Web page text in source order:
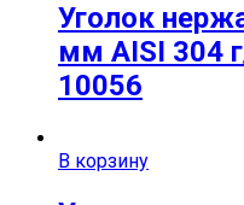
Уголок
мм AISI 304
10056
В корзину